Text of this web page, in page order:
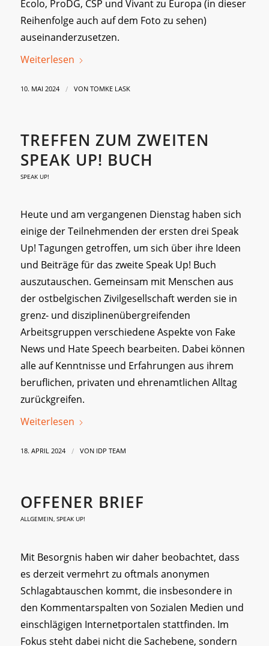
Ecolo, ProDG, CSP und Vivant zu Europa (in dieser
Reihenfolge auch auf dem Foto zu sehen)
auseinanderzusetzen.
Weiterlesen
10. MAI 2024 / VON TOMKE LASK
TREFFEN ZUM ZWEITEN
SPEAK UP! BUCH
SPEAK UP!
Heute und am vergangenen Dienstag haben sich
einige der Teilnehmenden der ersten drei Speak
Up! Tagungen getroffen, um sich über ihre Ideen
und Beiträge für das zweite Speak Up! Buch
auszutauschen. Gemeinsam mit Menschen aus
der ostbelgischen Zivilgesellschaft werden sie in
grenz- und disziplinenübergreifenden
Arbeitsgruppen verschiedene Aspekte von Fake
News und Hate Speech bearbeiten. Dabei können
alle auf Kenntnisse und Erfahrungen aus ihrem
beruflichen, privaten und ehrenamtlichen Alltag
zurückgreifen.
Weiterlesen
18. APRIL 2024 / VON IDP TEAM
OFFENER BRIEF
ALLGEMEIN, SPEAK UP!
Mit Besorgnis haben wir daher beobachtet, dass
es derzeit vermehrt zu oftmals anonymen
Schlagabtauschen kommt, die insbesondere in
den Kommentarspalten von Sozialen Medien und
einschlägigen Internetportalen stattfinden. Im
Fokus steht dabei nicht die Sachebene, sondern